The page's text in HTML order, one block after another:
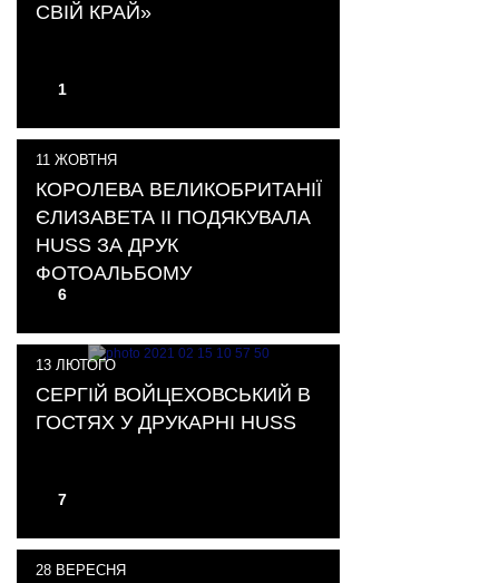
1
СВІЙ КРАЙ»
6
11 ЖОВТНЯ
КОРОЛЕВА ВЕЛИКОБРИТАНІЇ
ЄЛИЗАВЕТА ІІ ПОДЯКУВАЛА
HUSS ЗА ДРУК
ФОТОАЛЬБОМУ
7
13 ЛЮТОГО
СЕРГІЙ ВОЙЦЕХОВСЬКИЙ В
ГОСТЯХ У ДРУКАРНІ HUSS
28 ВЕРЕСНЯ